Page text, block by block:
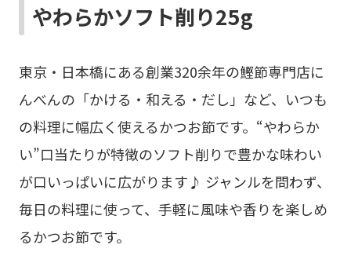
やわらかソフト削り25g
東京・日本橋にある創業320余年の鰹節専門店に
んべんの「かける・和える・だし」など、いつも
の料理に幅広く使えるかつお節です。“やわらか
い”口当たりが特徴のソフト削りで豊かな味わい
が口いっぱいに広がります♪ ジャンルを問わず、
毎日の料理に使って、手軽に風味や香りを楽しめ
るかつお節です。